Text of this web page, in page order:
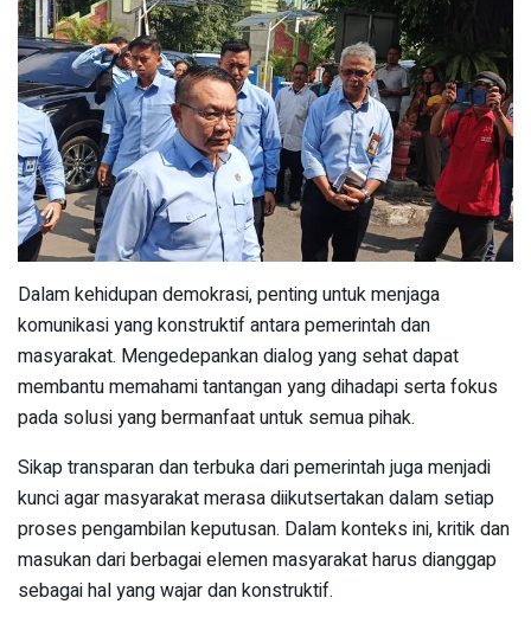
Dalam kehidupan demokrasi, penting untuk menjaga
komunikasi yang konstruktif antara pemerintah dan
masyarakat. Mengedepankan dialog yang sehat dapat
membantu memahami tantangan yang dihadapi serta fokus
pada solusi yang bermanfaat untuk semua pihak.
Sikap transparan dan terbuka dari pemerintah juga menjadi
kunci agar masyarakat merasa diikutsertakan dalam setiap
proses pengambilan keputusan. Dalam konteks ini, kritik dan
masukan dari berbagai elemen masyarakat harus dianggap
sebagai hal yang wajar dan konstruktif.